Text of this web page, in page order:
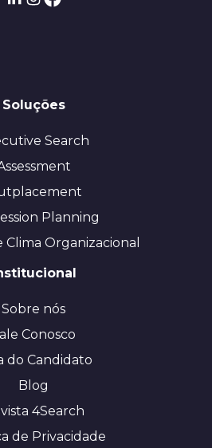
Soluções
Search
Planning
Clima Organizacional
Sobre nós
Conosco
do Candidato
Blog
4Search
de Privacidade